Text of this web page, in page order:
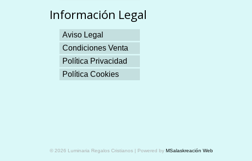
Información Legal
Aviso Legal
Condiciones Venta
Política Privacidad
Política Cookies
© 2026 Luminaria Regalos Cristianos | Powered by MSalaskreación Web